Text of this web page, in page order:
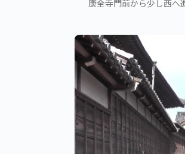
康全寺門前から少し西へ